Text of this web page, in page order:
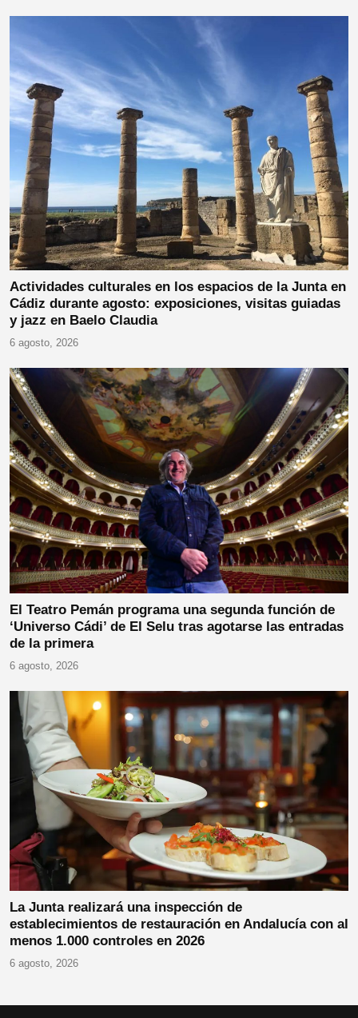
Actividades culturales en los espacios de la Junta en
Cádiz durante agosto: exposiciones, visitas guiadas
y jazz en Baelo Claudia
6 agosto, 2026
El Teatro Pemán programa una segunda función de
‘Universo Cádi’ de El Selu tras agotarse las entradas
de la primera
6 agosto, 2026
La Junta realizará una inspección de
establecimientos de restauración en Andalucía con al
menos 1.000 controles en 2026
6 agosto, 2026